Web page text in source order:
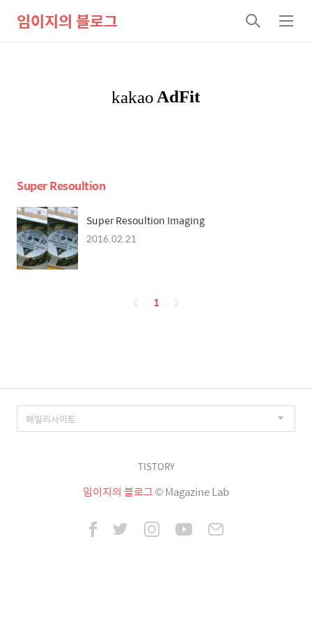
임이지의 블로그
검
색
메
뉴
Super Resoultion
Super Resoultion Imaging
2016.02.21
페
1
TISTORY
임이지의 블로그© Magazine Lab